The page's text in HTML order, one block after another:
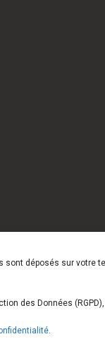
déposés sur votre
des Données
.